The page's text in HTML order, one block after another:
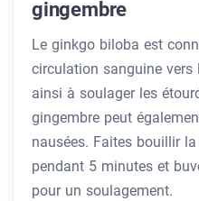
gingembre
Le ginkgo biloba est
circulation sanguine vers
ainsi à soulager les
gingembre peut
nausées. Faites bouillir
pendant 5 minutes et
pour un soulagement.